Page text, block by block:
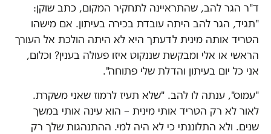
ד"ר הגר להב, שהתראיינה לתחקיר המקום, כתב שוקן:
"תגיד, הגר להב היתה עובדת בכירה בעיתון. אם מישהו
הטריד אותה מינית לדעתך היא לא היתה הולכת אל העורך
הראשי או אלי ומבקשת שננקוט איזו פעולה בענין? וכלום,
אני כל יום בעיתון והדלת שלי פתוחה".
"עמוס", ענתה לו להב. "שלא תעיז לרמוז שאני משקרת.
לאור לא רק הטריד אותי מינית – הוא עינה אותי במשך
שנים. ולא התלוננתי כי לא היה למי. ההתנהגות שלך רק